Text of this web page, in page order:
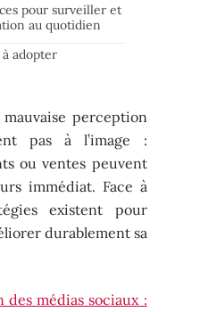
pour surveiller et
au quotidien
adopter
mauvaise perception
pas à l’image :
ou ventes peuvent
immédiat. Face à
existent pour
durablement sa
des médias sociaux :